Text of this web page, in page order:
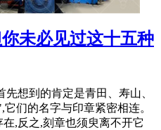
未必见过这十五种
想到的肯定是青田、寿山、
们的名字与印章紧密相连。
,反之,刻章也须臾离不开它